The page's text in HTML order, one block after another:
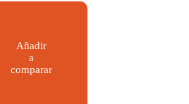
Añadir
a
comparar